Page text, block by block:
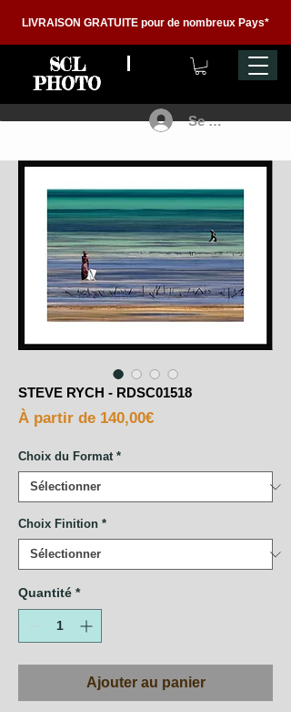
LIVRAISON GRATUITE pour de nombreux Pays*
SCL
PHOTO
Se connecter
STEVE RYCH - RDSC01518
À partir de 140,00€Prix
Choix du Format *
Choix Finition *
Quantité *
Ajouter au panier